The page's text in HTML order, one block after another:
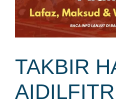
TAKBIR